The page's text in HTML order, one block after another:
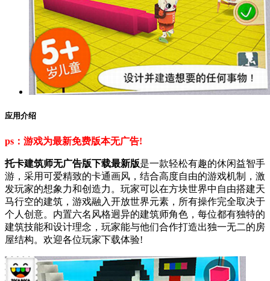
应用介绍
ps：游戏为最新免费版本无广告!
托卡建筑师无广告版下载最新版是一款轻松有趣的休闲益智手
游，采用可爱精致的卡通画风，结合高度自由的游戏机制，激
发玩家的想象力和创造力。玩家可以在方块世界中自由搭建天
马行空的建筑，游戏融入开放世界元素，所有操作完全取决于
个人创意。内置六名风格迥异的建筑师角色，每位都有独特的
建筑技能和设计理念，玩家能与他们合作打造出独一无二的房
屋结构。欢迎各位玩家下载体验!